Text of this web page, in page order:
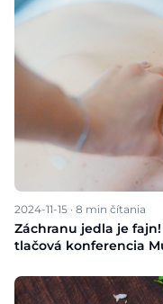
2024-11-15 · 8 min čítania
Záchranu jedla je
tlačová konferencia